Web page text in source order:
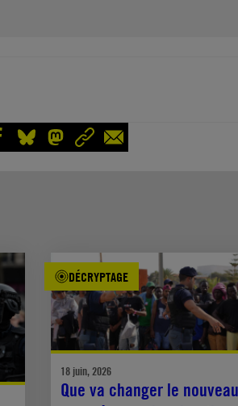
DÉCRYPTAGE
18 juin, 2026
Que va changer le